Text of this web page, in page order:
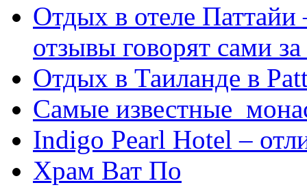
Отдых в отеле
отзывы говорят сами за
Отдых в Таиланде в
Самые известные
Indigo Pearl Hotel –
Храм Ват По